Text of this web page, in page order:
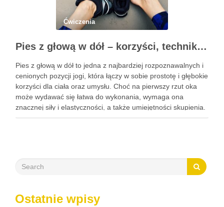
Ćwiczenia
Pies z głową w dół – korzyści, technika i modyfikacje tej asany
Pies z głową w dół to jedna z najbardziej rozpoznawalnych i
cenionych pozycji jogi, która łączy w sobie prostotę i głębokie
korzyści dla ciała oraz umysłu. Choć na pierwszy rzut oka
może wydawać się łatwa do wykonania, wymaga ona
znacznej siły i elastyczności, a także umiejętności skupienia.
Regularna praktyka tej …
Ostatnie wpisy